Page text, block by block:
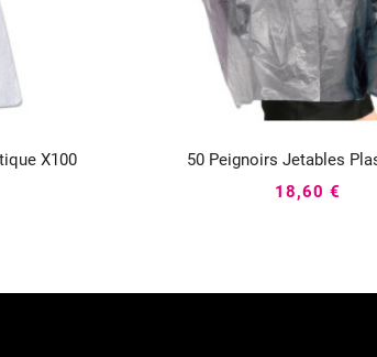
X100

50 Peignoirs Jetables
18,60 €